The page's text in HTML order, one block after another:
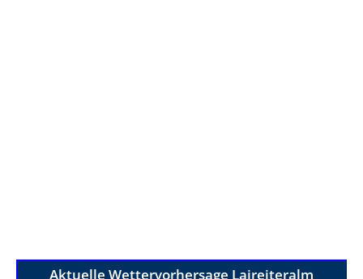
Aktuelle Wettervorhersage Laireiteralm